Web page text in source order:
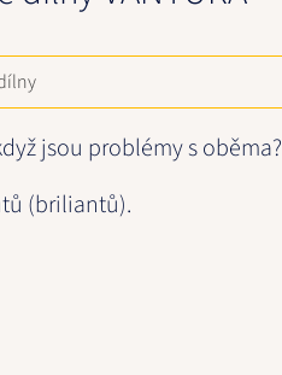
jsou problémy s oběma?
(briliantů).